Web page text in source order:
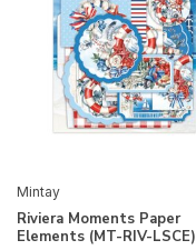
Mintay
Riviera Moments Paper
Elements (MT-RIV-LSCE)